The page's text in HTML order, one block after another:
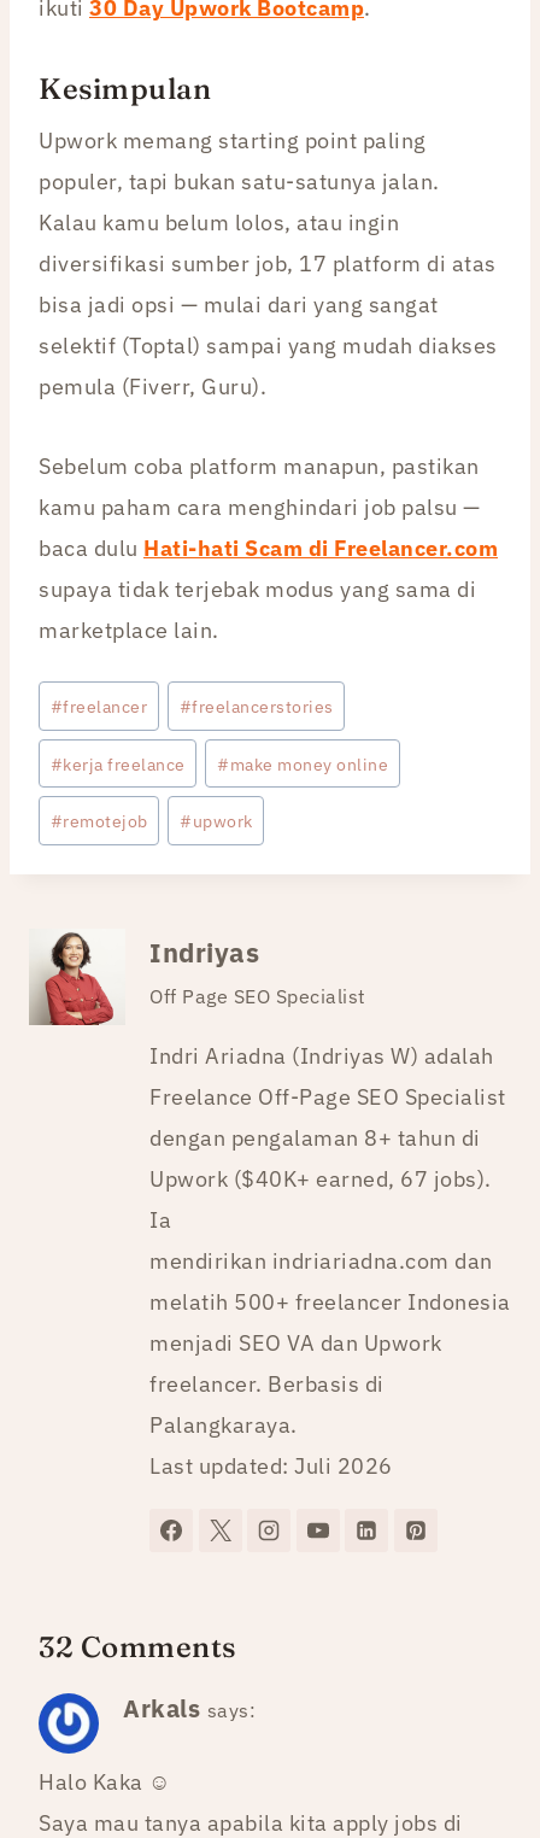
ikuti 30 Day Upwork Bootcamp.
Kesimpulan
Upwork memang starting point paling
populer, tapi bukan satu-satunya jalan.
Kalau kamu belum lolos, atau ingin
diversifikasi sumber job, 17 platform di atas
bisa jadi opsi — mulai dari yang sangat
selektif (Toptal) sampai yang mudah diakses
pemula (Fiverr, Guru).
Sebelum coba platform manapun, pastikan
kamu paham cara menghindari job palsu —
baca dulu Hati-hati Scam di Freelancer.com
supaya tidak terjebak modus yang sama di
marketplace lain.
Post
Tags:
#freelancer #freelancerstories
#kerja freelance #make money online
#remotejob #upwork
Indriyas
Off Page SEO Specialist
Indri Ariadna (Indriyas W) adalah
Freelance Off-Page SEO Specialist
dengan pengalaman 8+ tahun di
Upwork ($40K+ earned, 67 jobs).
Ia
mendirikan indriariadna.com dan
melatih 500+ freelancer Indonesia
menjadi SEO VA dan Upwork
freelancer. Berbasis di
Palangkaraya.
Last updated: Juli 2026
32 Comments
Arkals says:
Halo Kaka ☺️
Saya mau tanya apabila kita apply jobs di